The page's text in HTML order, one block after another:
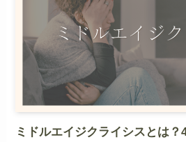
ミドルエイジクライシスとは